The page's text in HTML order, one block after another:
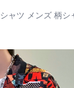
シャツ メンズ 柄シ